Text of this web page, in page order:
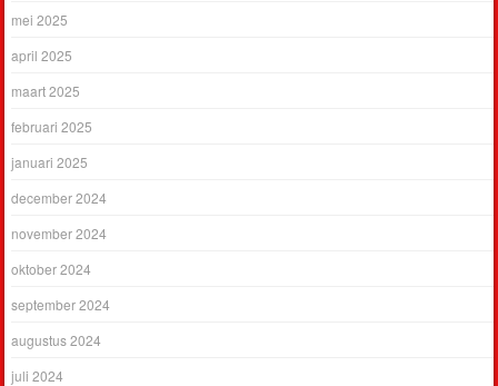
mei 2025
april 2025
maart 2025
februari 2025
januari 2025
december 2024
november 2024
oktober 2024
september 2024
augustus 2024
juli 2024